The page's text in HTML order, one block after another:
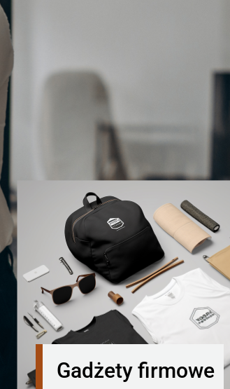
Gadżety firmowe